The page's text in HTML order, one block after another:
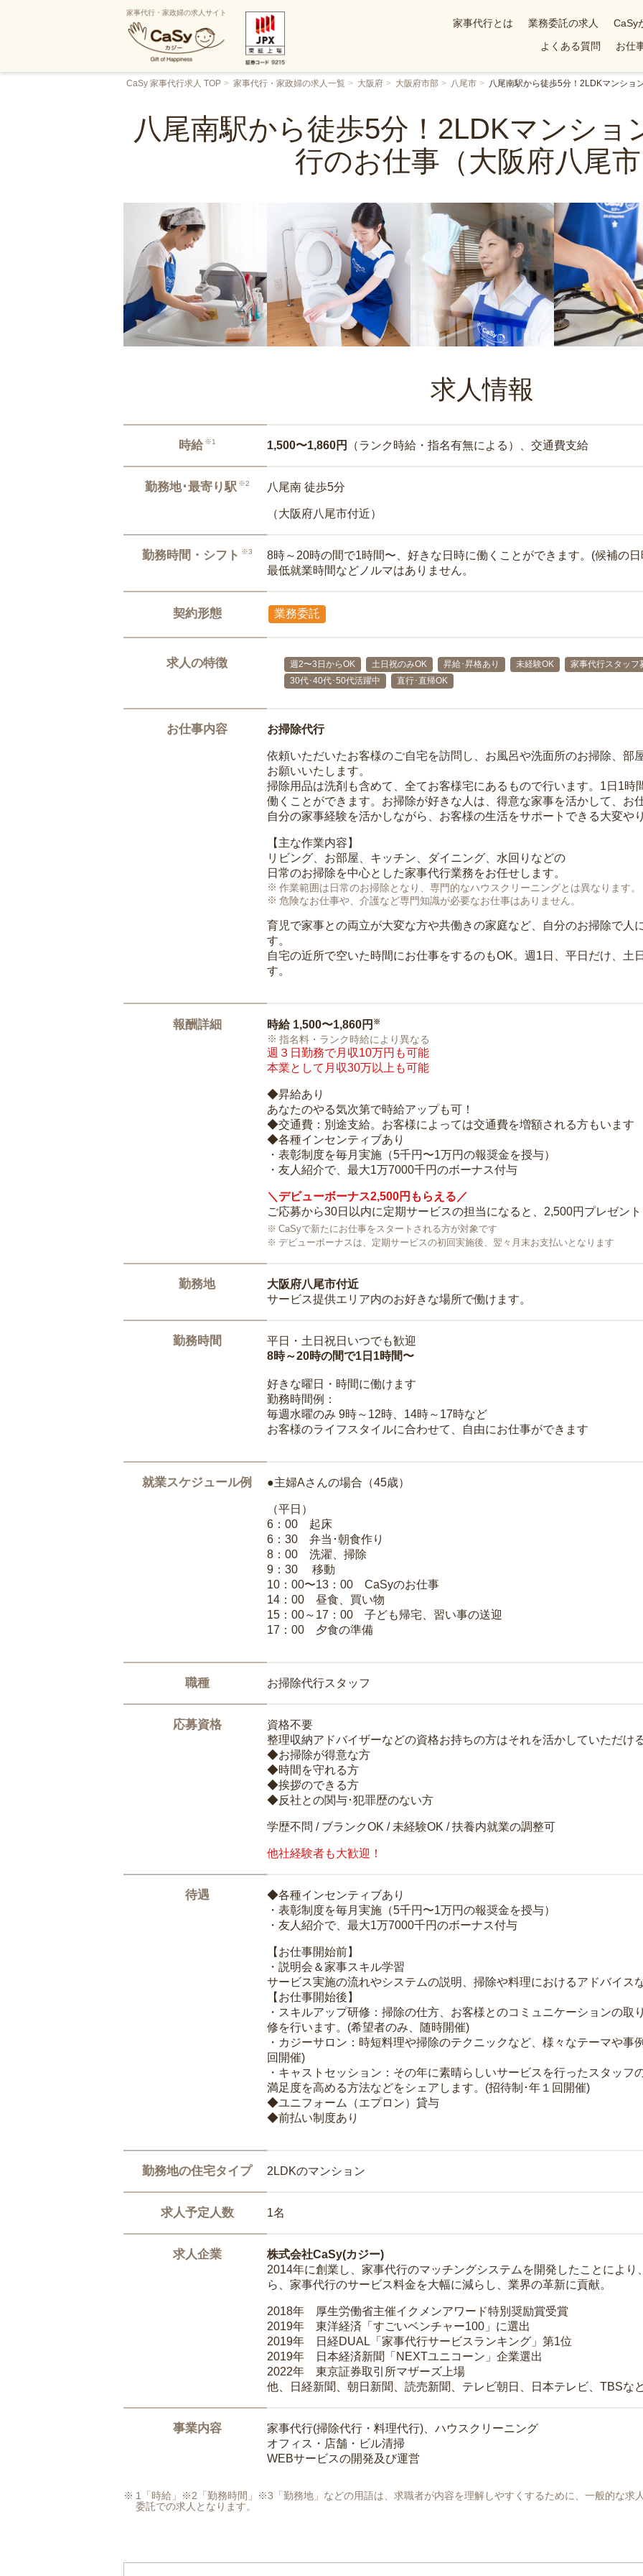
家事代行・家政婦の求人サイト
家事代行とは 業務委託の求人 CaSy
よくある質問
お仕
CaSy 家事代行求人 TOP 家事代行・家政婦の求人一覧 大阪府 大阪府市部 八尾市 八尾南駅から徒歩5分！2LDKマンショ
八尾南駅から徒歩5分！2LDKマンショ
行のお仕事（大阪府八尾市
求人情報
時給 ※1 1,500〜1,860円 （ランク時給・指名有無による）、交通費支給
勤務地･最寄り駅 ※2 八尾南 徒歩5分
（大阪府八尾市付近）
勤務時間・シフト ※3
8時～20時の間で1時間〜、好きな日時に働くことができます。(候補の
最低就業時間などノルマはありません。
契約形態 業務委託
求人の特徴 週2〜3日からOK 土日祝のみOK 昇給･昇格あり 未経験OK 家事代行スタッフ
30代･40代･50代活躍中
直行･直帰OK
お仕事内容 お掃除代行
依頼いただいたお客様のご自宅を訪問し、お風呂や洗面所のお掃除、部
お願いいたします。
掃除用品は洗剤も含めて、全てお客様宅にあるもので行います。1日1時
働くことができます。お掃除が好きな人は、得意な家事を活かして、お
自分の家事経験を活かしながら、お客様の生活をサポートできる大変や
【主な作業内容】
リビング、お部屋、キッチン、ダイニング、水回りなどの
日常のお掃除を中心とした家事代行業務をお任せします。
作業範囲は日常のお掃除となり、専門的なハウスクリーニングとは異なります。
危険なお仕事や、介護など専門知識が必要なお仕事はありません。
育児で家事との両立が大変な方や共働きの家庭など、自分のお掃除で人
す。
自宅の近所で空いた時間にお仕事をするのもOK。週1日、平日だけ、土
す。
報酬詳細 時給 1,500〜1,860円 ※
指名料・ランク時給により異なる
週３日勤務で月収10万円も可能
本業として月収30万以上も可能
◆昇給あり
あなたのやる気次第で時給アップも可！
◆交通費：別途支給。お客様によっては交通費を増額される方もいます
◆各種インセンティブあり
・表彰制度を毎月実施（5千円〜1万円の報奨金を授与）
・友人紹介で、最大1万7000千円のボーナス付与
＼デビューボーナス2,500円もらえる／
ご応募から30日以内に定期サービスの担当になると、2,500円プレゼント
CaSyで新たにお仕事をスタートされる方が対象です
デビューボーナスは、定期サービスの初回実施後、翌々月末お支払いとなります
勤務地
大阪府八尾市付近
サービス提供エリア内のお好きな場所で働けます。
勤務時間
平日・土日祝日いつでも歓迎
8時～20時の間で1日1時間〜
好きな曜日・時間に働けます
勤務時間例：
毎週水曜のみ 9時～12時、14時～17時など
お客様のライフスタイルに合わせて、自由にお仕事ができます
就業スケジュール例 ●主婦Aさんの場合（45歳）
（平日）
6：00 起床
6：30 弁当･朝食作り
8：00 洗濯、掃除
9：30 移動
10：00〜13：00 CaSyのお仕事
14：00 昼食、買い物
15：00～17：00 子ども帰宅、習い事の送迎
17：00 夕食の準備
職種 お掃除代行スタッフ
応募資格
資格不要
整理収納アドバイザーなどの資格お持ちの方はそれを活かしていただけ
◆お掃除が得意な方
◆時間を守れる方
◆挨拶のできる方
◆反社との関与･犯罪歴のない方
学歴不問 / ブランクOK / 未経験OK / 扶養内就業の調整可
他社経験者も大歓迎！
待遇
◆各種インセンティブあり
・表彰制度を毎月実施（5千円〜1万円の報奨金を授与）
・友人紹介で、最大1万7000千円のボーナス付与
【お仕事開始前】
・説明会＆家事スキル学習
サービス実施の流れやシステムの説明、掃除や料理におけるアドバイス
【お仕事開始後】
・スキルアップ研修：掃除の仕方、お客様とのコミュニケーションの
修を行います。(希望者のみ、随時開催)
・カジーサロン：時短料理や掃除のテクニックなど、様々なテーマや事
回開催)
・キャストセッション：その年に素晴らしいサービスを行ったスタッ
満足度を高める方法などをシェアします。(招待制･年１回開催)
◆ユニフォーム（エプロン）貸与
◆前払い制度あり
勤務地の住宅タイプ 2LDKのマンション
求人予定人数 1名
求人企業
株式会社CaSy(カジー)
2014年に創業し、家事代行のマッチングシステムを開発したことによ
ら、家事代行のサービス料金を大幅に減らし、業界の革新に貢献。
2018年 厚生労働省主催イクメンアワード特別奨励賞受賞
2019年 東洋経済「すごいベンチャー100」に選出
2019年 日経DUAL「家事代行サービスランキング」第1位
2019年 日本経済新聞「NEXTユニコーン」企業選出
2022年 東京証券取引所マザーズ上場
他、日経新聞、朝日新聞、読売新聞、テレビ朝日、日本テレビ、TBSな
事業内容
家事代行(掃除代行・料理代行)、ハウスクリーニング
オフィス・店舗・ビル清掃
WEBサービスの開発及び運営
1「時給」※2「勤務時間」※3「勤務地」などの用語は、求職者が内容を理解しやすくするために、一般的な求
委託での求人となります。